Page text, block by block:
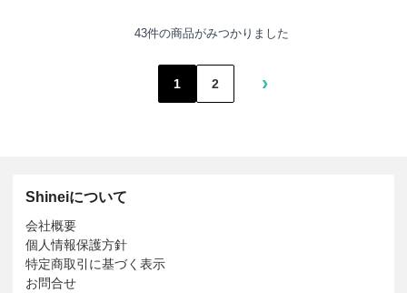
43件の商品がみつかりました
1 2 ›
Shineiについて
会社概要
個人情報保護方針
特定商取引に基づく表示
お問合せ